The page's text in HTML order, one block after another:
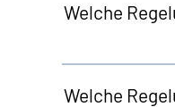
Welche
Welche